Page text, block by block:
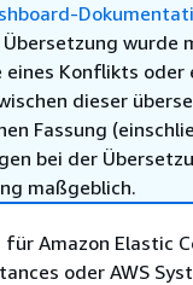
wurde
eines Konflikts oder
dieser
Fassung
bei der
maßgeblich.
Amazon Elastic
oder AWS